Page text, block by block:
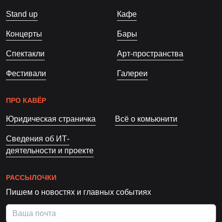
Stand up
Концерты
Спектакли
Фестивали
Кафе
Бары
Арт-пространства
Галереи
ПРО КАВЁР
Юридическая страничка Всё о комьюнити
Сведения об ИТ-
деятельности и проекте
РАССЫЛОЧКИ
Пишем о новостях и главных событиях